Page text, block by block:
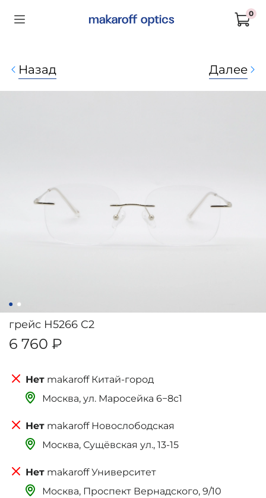
0
Назад Далее
грейс H5266 C2
6 760 ₽
makaroff Китай-город
Москва, ‌‌‌‌ул. Маросейка 6−8с1
makaroff Новослободская
Москва, Сущёвская ул., 13-15
makaroff Университет
Москва, Проспект Вернадского, 9/10